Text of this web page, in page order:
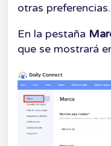
otras preferencias.
En la pestaña
que se mostrará